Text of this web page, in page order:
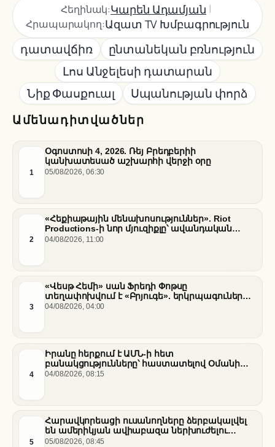
Ամենադիտվածներ
1
Օգոստոսի 4, 2026. Ռեյ Բրեդբերիի
կանխատեսած աշխարհի վերջի օրը
05/08/2026, 06:30
2
«Հեքիաթային մենախոսություններ». Riot
Productions-ի նոր մյուզիքլը՝ ավանդական
պատմությունների նոր վերաիմաստավորում
04/08/2026, 11:00
3
«Վեսթ Հեմի» սան Ֆրեդի Փոթսը
տեղափոխվում է «Բրյուգե». երկրպագուների
դժգոհությունը և ակումբի ռազմավարությունը
04/08/2026, 04:00
4
Իրանը հերքում է ԱՄՆ-ի հետ
բանակցությունները՝ հաստատելով Օմանի
միջնորդությամբ քննարկումները Հորմուզի
04/08/2026, 08:15
5
Հարավկորեացի ուսանողները ձերբակալվել
են ամերիկյան ավիաբազա ներխուժելու
համար
05/08/2026, 08:45
Հեղինակ:Կարեն Ադամյան |
Հրապարակող:Ազատ TV Խմբագրություն
դատավճիռ
ընտանեկան բռնություն
Լոս Անջելեսի դատարան
Նիք Փասքուալ
Սպանության փորձ